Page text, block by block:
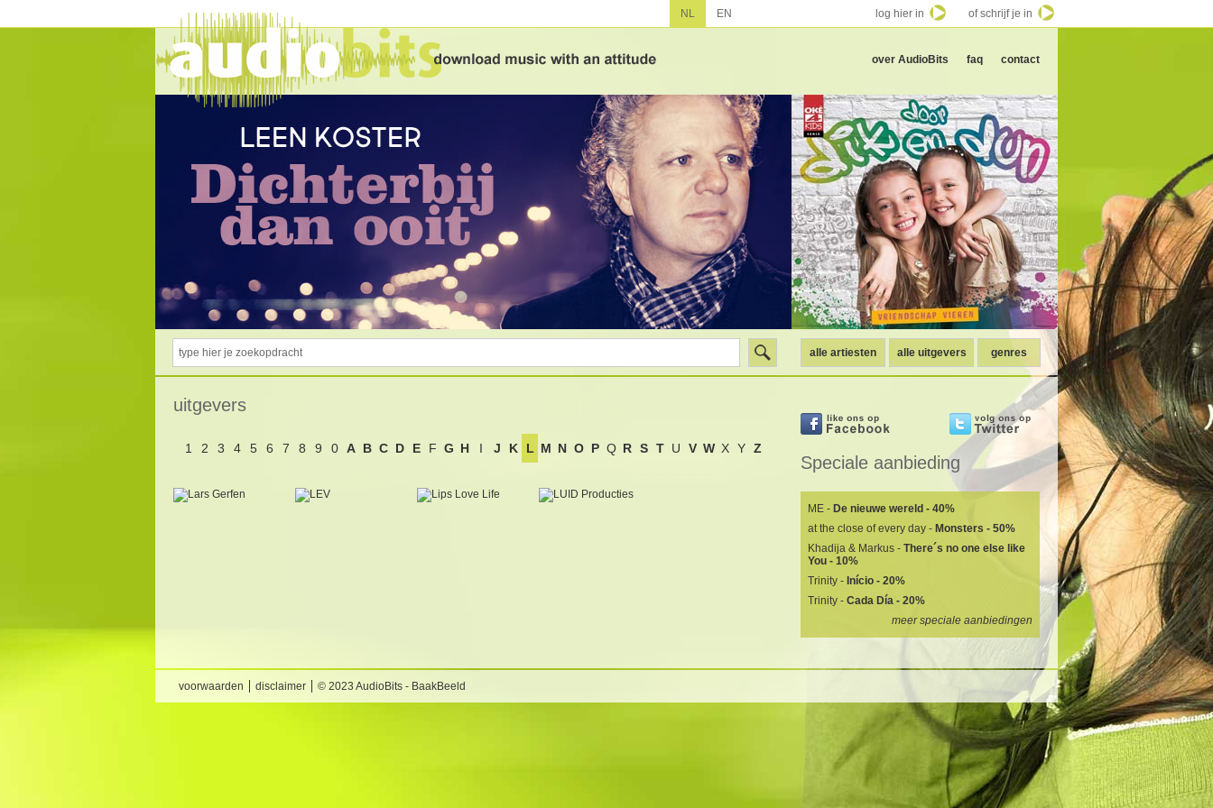
over AudioBits faq contact
alle artiesten alle uitgevers genres
uitgevers
1 2 3 4 5 6 7 8 9 0 A B C D E F G H I J K L M N O P Q R S T U V W X Y Z
Speciale aanbieding
ME - De nieuwe wereld - 40%
at the close of every day - Monsters - 50%
Khadija & Markus - There´s no one else like
You - 10%
Trinity - Início - 20%
Trinity - Cada Día - 20%
meer speciale aanbiedingen
voorwaarden disclaimer © 2023 AudioBits - BaakBeeld
NL EN log hier in of schrijf je in